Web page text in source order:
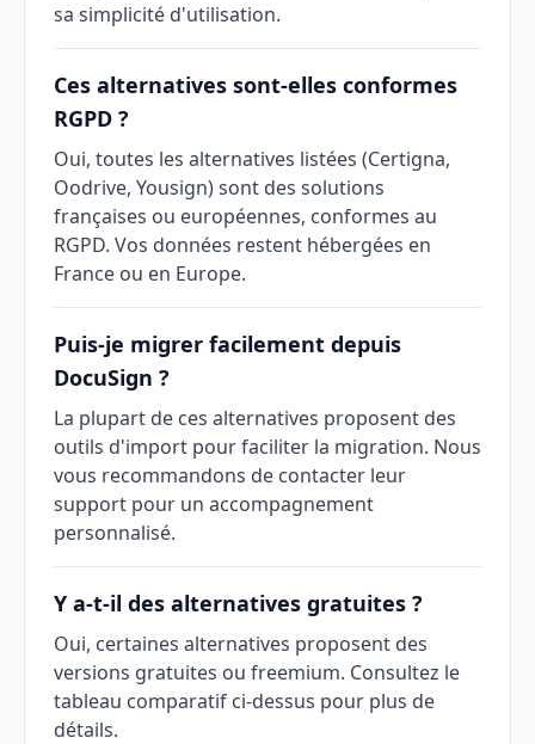
sa simplicité d'utilisation.
Ces alternatives sont-elles conformes
RGPD ?
Oui, toutes les alternatives listées (Certigna,
Oodrive, Yousign) sont des solutions
françaises ou européennes, conformes au
RGPD. Vos données restent hébergées en
France ou en Europe.
Puis-je migrer facilement depuis
DocuSign ?
La plupart de ces alternatives proposent des
outils d'import pour faciliter la migration. Nous
vous recommandons de contacter leur
support pour un accompagnement
personnalisé.
Y a-t-il des alternatives gratuites ?
Oui, certaines alternatives proposent des
versions gratuites ou freemium. Consultez le
tableau comparatif ci-dessus pour plus de
détails.